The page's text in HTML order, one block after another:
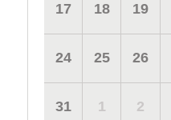
17 18 19
24 25 26
31 1 2